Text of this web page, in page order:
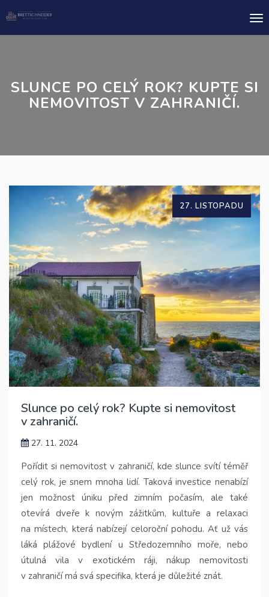
SLUNCE PO CELÝ ROK? KUPTE SI
NEMOVITOST V ZAHRANIČÍ.
Slunce po celý rok? Kupte si nemovitost
v zahraničí.
27. 11. 2024
27. LISTOPADU
Pořídit si nemovitost v zahraničí, kde slunce svítí téměř
celý rok, je snem mnoha lidí. Taková investice nenabízí
jen možnost úniku před zimním počasím, ale také
otevírá dveře k novým zážitkům, kultuře a relaxaci
na místech, která nabízejí celoroční pohodu. Ať už vás
láká plážové bydlení u Středozemního moře, nebo
útulná vila v exotickém ráji, nákup nemovitosti
v zahraničí má svá specifika, která je důležité znát.